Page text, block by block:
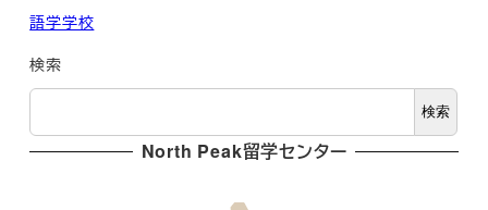
語学学校
検索
検索
North Peak留学センター